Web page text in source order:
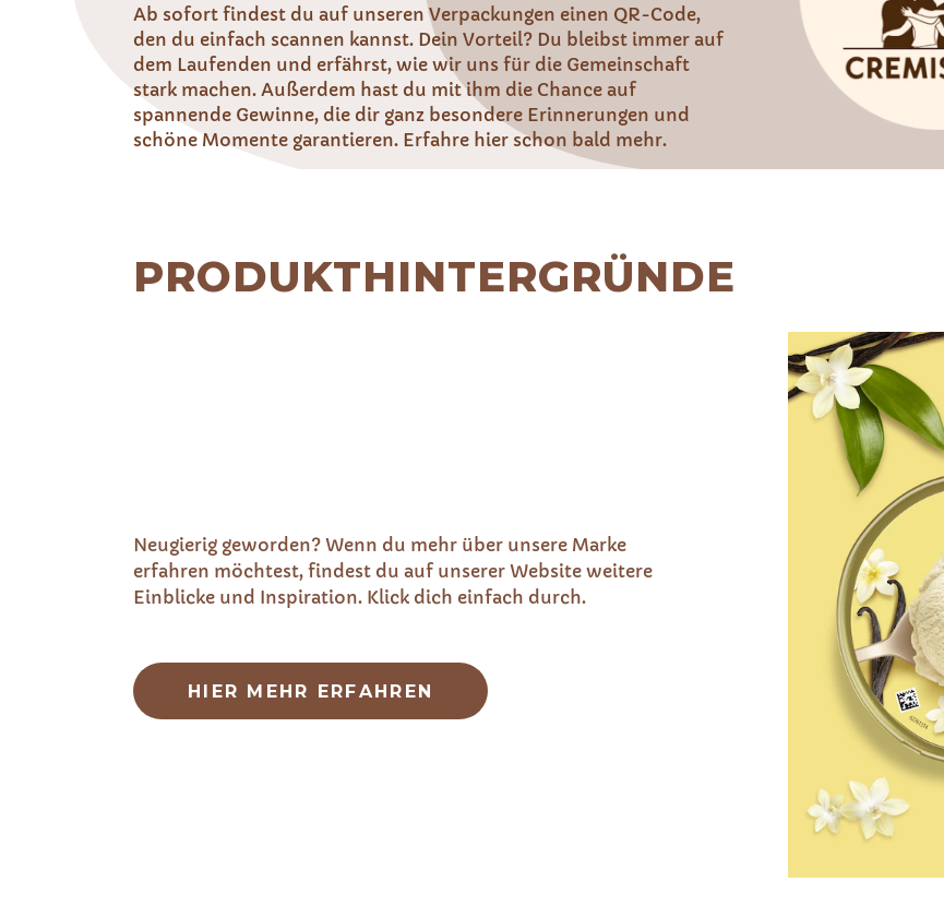
Ab sofort findest du auf unseren Verpackungen einen QR-Code,
den du einfach scannen kannst. Dein Vorteil? Du bleibst immer auf
dem Laufenden und erfährst, wie wir uns für die Gemeinschaft
stark machen. Außerdem hast du mit ihm die Chance auf
spannende Gewinne, die dir ganz besondere Erinnerungen und
schöne Momente garantieren. Erfahre hier schon bald mehr.
PRODUKTHINTERGRÜNDE
Neugierig geworden? Wenn du mehr über unsere Marke
erfahren möchtest, findest du auf unserer Website weitere
Einblicke und Inspiration. Klick dich einfach durch.
HIER MEHR ERFAHREN